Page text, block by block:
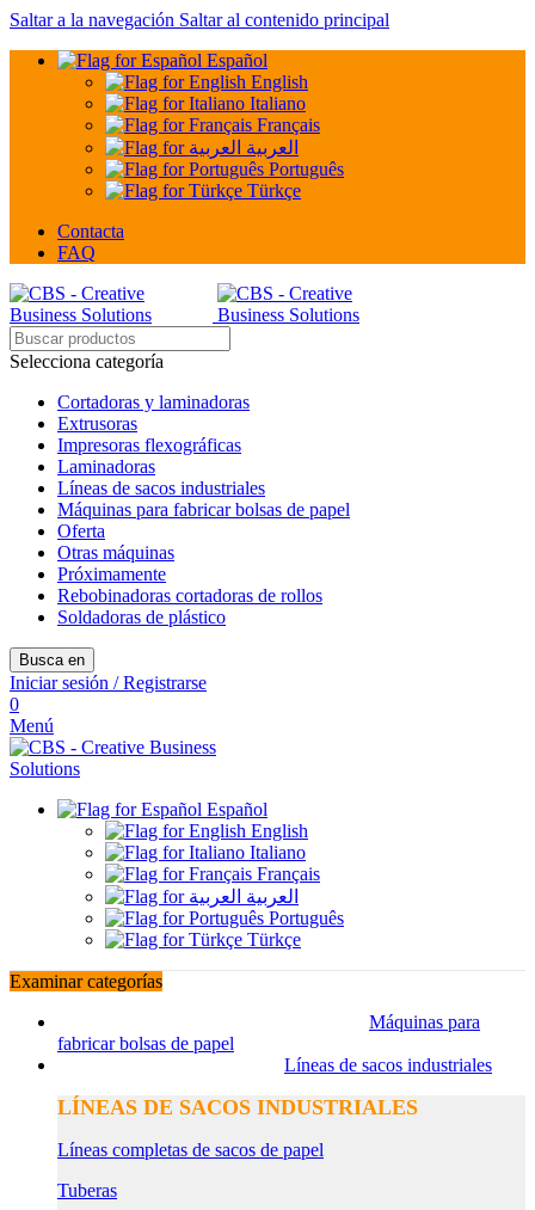
Saltar a la navegación Saltar al contenido principal
Español
English
Italiano
Français
العربية
Português
Türkçe
Contacta
FAQ
Selecciona categoría
Cortadoras y laminadoras
Extrusoras
Impresoras flexográficas
Laminadoras
Líneas de sacos industriales
Máquinas para fabricar bolsas de papel
Oferta
Otras máquinas
Próximamente
Rebobinadoras cortadoras de rollos
Soldadoras de plástico
Busca en
Iniciar sesión / Registrarse
0
Menú
Español
English
Italiano
Français
العربية
Português
Türkçe
Examinar categorías
Máquinas para
fabricar bolsas de papel
Líneas de sacos industriales
LÍNEAS DE SACOS INDUSTRIALES
Líneas completas de sacos de papel
Tuberas